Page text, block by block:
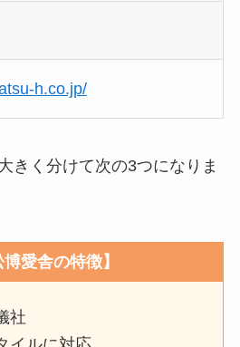
h.co.jp/
きく分けて次の3つになりま
博愛舎の特徴】
社